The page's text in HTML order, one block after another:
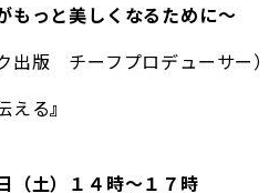
っと美しくなるために～
出版 チーフプロデューサー
える』
土）１４時～１７時